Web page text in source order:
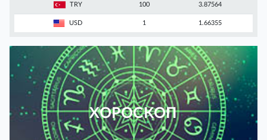
TRY 100 3.87564
USD 1 1.66355
ХОРОСКОП